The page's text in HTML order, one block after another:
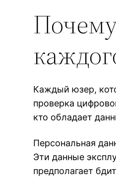
Каждый юзер,
проверка
кто обладает
Персональная
Эти данные
предполагает